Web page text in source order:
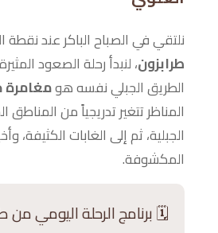
نلتقي في الصباح الباكر عند
طرابزون، لنبدأ رحلة الصعود
الطريق الجبلي نفسه هومغامرة
المناظر تتغير تدريجياً من المناطق
الجبلية، ثم إلى الغابات الكثيفة،
المكشوفة.
🗓️ برنامج الرحلة اليومي من